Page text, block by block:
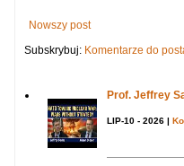
Nowszy post
Subskrybuj: Komentarze do
Prof. Jeffrey
LIP-10 - 2026 |